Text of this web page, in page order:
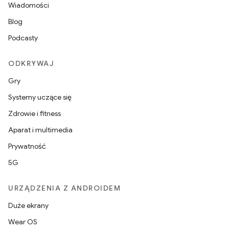
Wiadomości
Blog
Podcasty
ODKRYWAJ
Gry
Systemy uczące się
Zdrowie i fitness
Aparat i multimedia
Prywatność
5G
URZĄDZENIA Z ANDROIDEM
Duże ekrany
Wear OS